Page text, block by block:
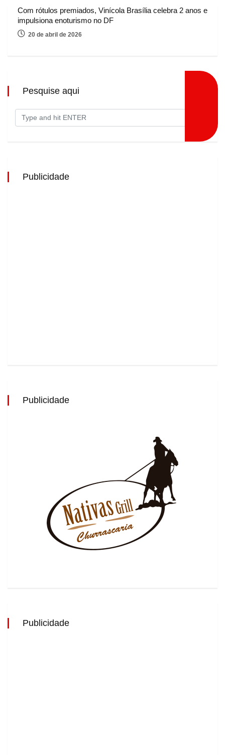
Com rótulos premiados, Vinícola Brasília celebra 2 anos e
impulsiona enoturismo no DF
20 de abril de 2026
Pesquise aqui
Publicidade
Publicidade
Publicidade